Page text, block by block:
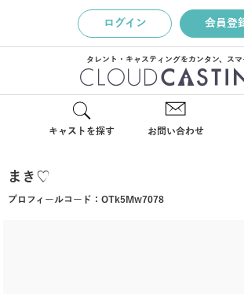
ログイン 会員登
タレント・キャスティングをカンタン、スマ
キャストを探す お問い合わせ
まき♡
プロフィールコード： OTk5Mw7078